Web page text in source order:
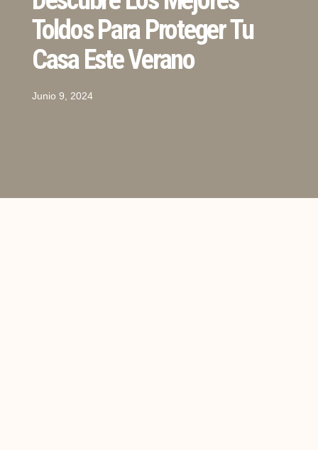
Toldos Para Proteger Tu
Casa Este Verano
Junio 9, 2024